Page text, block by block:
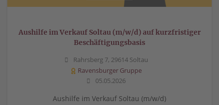
Aushilfe im Verkauf Soltau (m/w/d) auf kurzfristiger
Beschäftigungsbasis
Rahrsberg 7, 29614 Soltau
Ravensburger Gruppe
05.05.2026
Aushilfe im Verkauf Soltau (m/w/d)